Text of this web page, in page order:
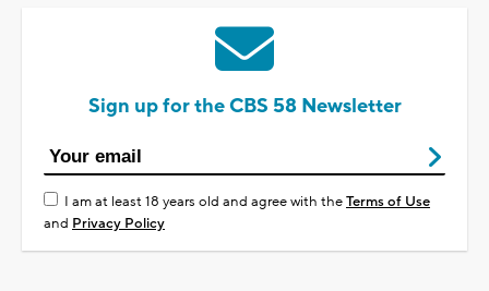
Sign up for the CBS 58 Newsletter
I am at least 18 years old and agree with theTerms of Use
and Privacy Policy